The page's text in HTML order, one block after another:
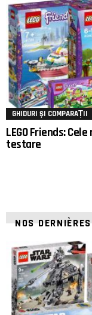
GHIDURI ȘI COMPARAȚII
LEGO Friends:
testare
NOS